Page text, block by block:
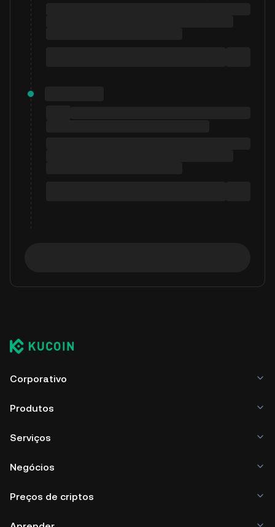
Corporativo
Produtos
Serviços
Negócios
Preços de criptos